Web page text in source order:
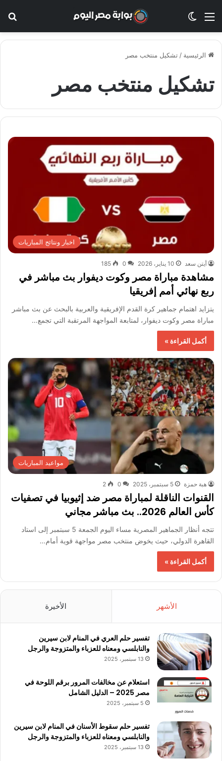
القائمة الوضع المظلم
الرئيسية / تشكيل منتخب مصر
تشكيل منتخب مصر
اخبار ونتائج المباريات
أيتن سعد 10 يناير، 2026 0
185
مشاهدة مباراة مصر وكوت ديفوار بث مباشر في
ربع نهائي أمم إفريقيا
يتزايد اهتمام جماهير كرة القدم الإفريقية والعربية بالبحث عن بث مباشر
مباراة مصر وكوت ديفوار، لمتابعة المواجهة المرتقبة التي تجمع…
أكمل القراءة »
مواعيد المباريات
هبة حمزة 5 سبتمبر، 2025 0
2
القنوات الناقلة لمباراة مصر ضد إثيوبيا في تصفيات
كأس العالم 2026.. بث مباشر مجاني
تتجه أنظار الجماهير المصرية مساء اليوم الجمعة 5 سبتمبر إلى استاد
القاهرة الدولي، حيث يخوض منتخب مصر مواجهة قوية أمام…
أكمل القراءة »
الأشهر الأخيرة
تفسير حلم العري في المنام لابن سيرين
والنابلسي ومعناه للعزباء والمتزوجة والرجل
13 سبتمبر، 2025
استعلام عن مخالفات المرور برقم اللوحة في
مصر 2025 – الدليل الشامل
5 سبتمبر، 2025
تفسير حلم سقوط الأسنان في المنام لابن سيرين
والنابلسي ومعناه للعزباء والمتزوجة والرجل
13 سبتمبر، 2025